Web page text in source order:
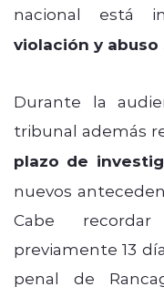
nacional está
violación y abuso
Durante la
tribunal además
plazo de
nuevos
Cabe
previamente 13
penal de